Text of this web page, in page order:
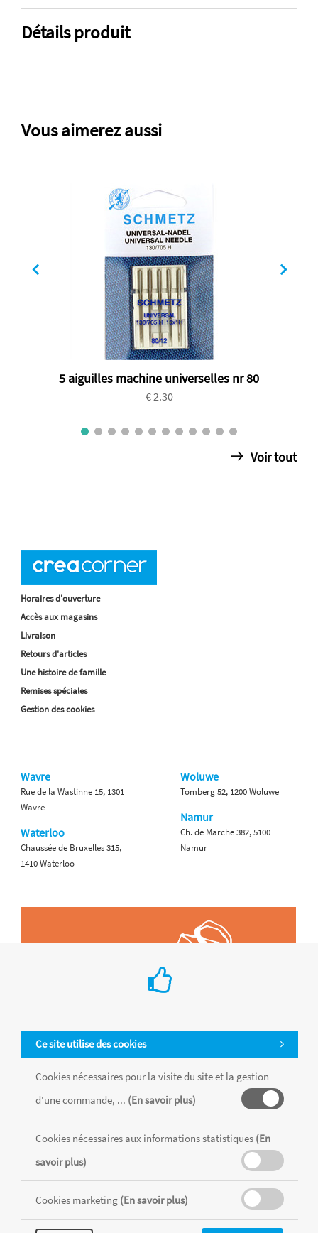
Détails produit
Vous aimerez aussi
5 aiguilles machine universelles nr 80
€ 2.30
Voir tout
Ce site utilise des cookies
Cookies nécessaires pour la visite du site et la gestion
d'une commande, ... (En savoir plus)
Cookies nécessaires aux informations statistiques (En
savoir plus)
Cookies marketing (En savoir plus)
Horaires d'ouverture
Accès aux magasins
Livraison
Retours d'articles
Une histoire de famille
Remises spéciales
Gestion des cookies
Wavre
Rue de la Wastinne 15, 1301
Wavre
Waterloo
Chaussée de Bruxelles 315,
1410 Waterloo
Woluwe
Tomberg 52, 1200 Woluwe
Namur
Ch. de Marche 382, 5100
Namur
Tous les produits sont vendus dans la limite des stocks disponibles de
chaque magasin, toutes taxes comprises.
MENTIONS LÉGALES CONDITIONS GÉNÉRALES